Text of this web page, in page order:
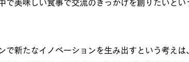
で美味しい食事で交流のきっかけを創りたいとい
で新たなイノベーションを生み出すという考え